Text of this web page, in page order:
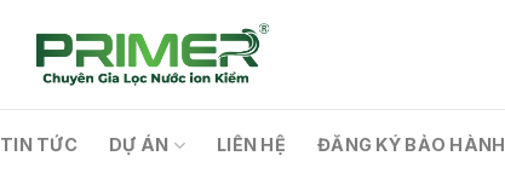
TIN TỨC DỰ ÁN LIÊN HỆ ĐĂNG KÝ BẢO HÀNH